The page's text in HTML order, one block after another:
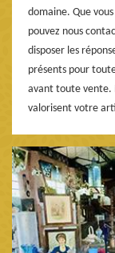
domaine. Que
pouvez nous
disposer les
présents pour
avant toute vente.
valorisent votre